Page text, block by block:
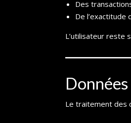
Des
De
L’utilisateur reste
Le traitement des